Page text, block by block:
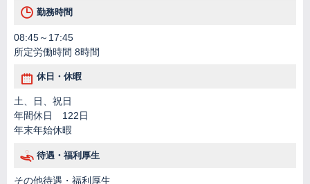
勤務時間
08:45～17:45
所定労働時間 8時間
休日・休暇
土、日、祝日
年間休日 122日
年末年始休暇
待遇・福利厚生
その他待遇・福利厚生